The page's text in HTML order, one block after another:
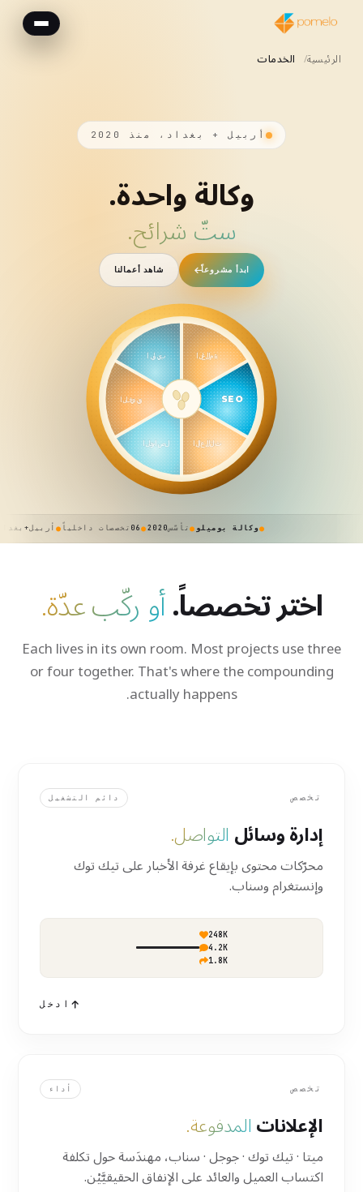
الرئيسية الخدمات
أربيل + بغداد، منذ 2020
وكالة واحدة.
ستّ شرائح.
ابدأ مشروعاً شاهد أعمالنا
العلامة
SEO
الإعلانات التواصل
الفيديو
الويب
وكالة بوميلو تأسّس 2020
06تخصصات داخلياً أربيل+
اختر تخصصاً.أو ركّب عدّة.
Each lives in its own room. Most projects use three
or four together. That's where the compounding
actually happens.
تخصص دائم التشغيل
إدارة وسائلالتواصل.
محرّكات محتوى بإيقاع غرفة الأخبار على تيك توك
وإنستغرام وسناب.
248K
4.2K
1.8K
ادخل
تخصص أداء
الإعلاناتالمدفوعة.
ميتا · تيك توك · جوجل · سناب، مهندَسة حول تكلفة
اكتساب العميل والعائد على الإنفاق الحقيقيَّيْن.